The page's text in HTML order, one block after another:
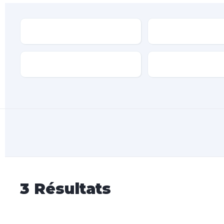
3 Résultats